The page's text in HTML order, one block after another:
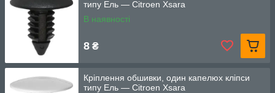
типу Ель — Citroen Xsara
В наявності
8 ₴
Кріплення обшивки, один капелюх кліпси
типу Ель — Citroen Xsara